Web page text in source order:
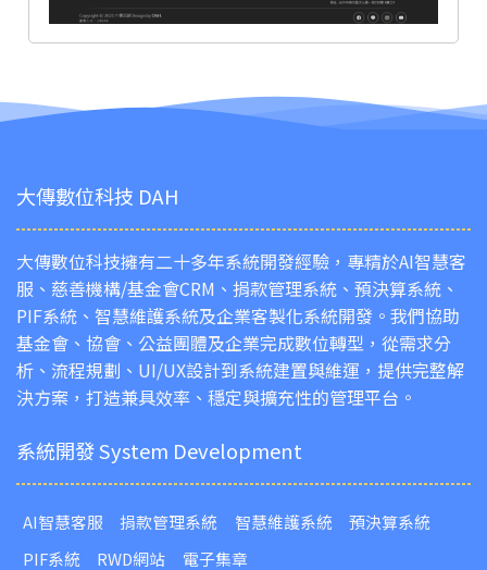
大傳數位科技 DAH
大傳數位科技擁有二十多年系統開發經驗，專精於AI智慧客
服、慈善機構/基金會CRM、捐款管理系統、預決算系統、
PIF系統、智慧維護系統及企業客製化系統開發。我們協助
基金會、協會、公益團體及企業完成數位轉型，從需求分
析、流程規劃、UI/UX設計到系統建置與維運，提供完整解
決方案，打造兼具效率、穩定與擴充性的管理平台。
系統開發 System Development
AI智慧客服 捐款管理系統 智慧維護系統
預決算系統
PIF系統
RWD網站 電子集章